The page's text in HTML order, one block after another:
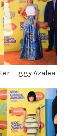
- Iggy Azalea